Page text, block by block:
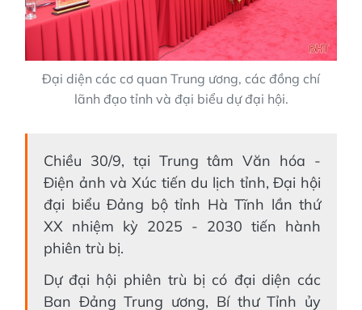
Đại diện các cơ quan Trung ương, các đồng chí
lãnh đạo tỉnh và đại biểu dự đại hội.
Chiều 30/9, tại Trung tâm Văn hóa -
Điện ảnh và Xúc tiến du lịch tỉnh, Đại hội
đại biểu Đảng bộ tỉnh Hà Tĩnh lần thứ
XX nhiệm kỳ 2025 - 2030 tiến hành
phiên trù bị.
Dự đại hội phiên trù bị có đại diện các
Ban Đảng Trung ương, Bí thư Tỉnh ủy